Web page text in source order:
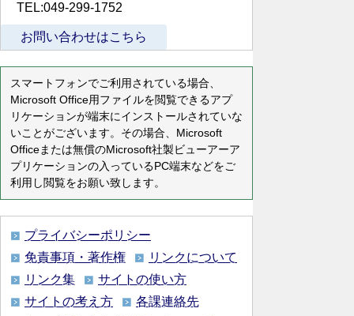
TEL:049-299-1752
お問い合わせはこちら
スマートフォンでご利用されている場合、
Microsoft Office用ファイルを閲覧できるアプ
リケーションが端末にインストールされていな
いことがございます。その場合、Microsoft
Officeまたは無償のMicrosoft社製ビューアーア
プリケーションの入っているPC端末などをご
利用し閲覧をお願い致します。
プライバシーポリシー
免責事項・著作権
リンクについて
リンク集
サイトの使い方
サイトの考え方
各課連絡先